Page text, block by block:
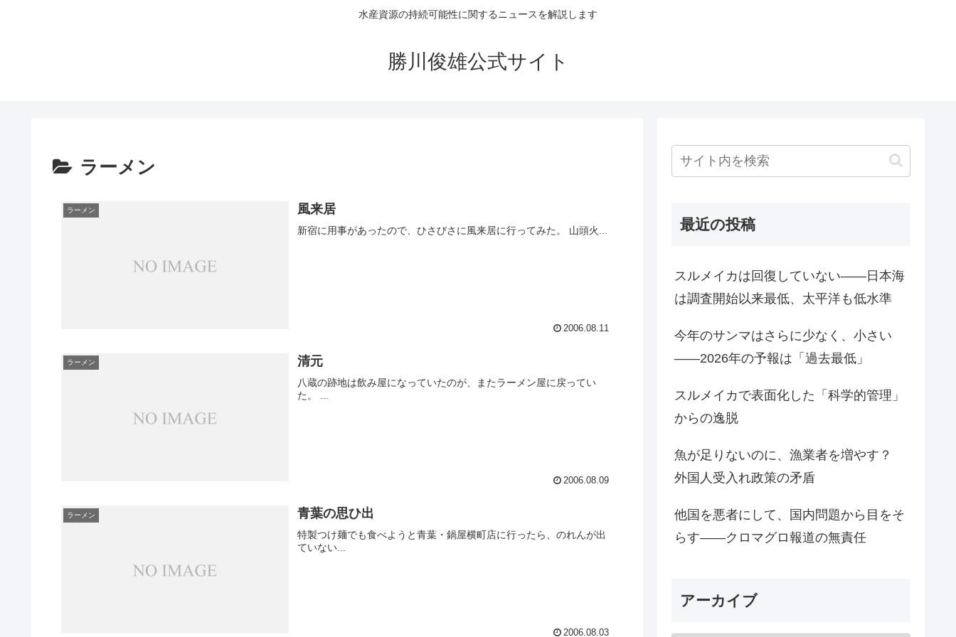
水産資源の持続可能性に関するニュースを解説します
勝川俊雄公式サイト
ラーメン
ラーメン 風来居
新宿に用事があったので、ひさびさに風来居に行ってみた。 山頭火...
2006.08.11
ラーメン 清元
八蔵の跡地は飲み屋になっていたのが、またラーメン屋に戻ってい
2006.08.09
ラーメン 青葉の思ひ出
特製つけ麺でも食べようと青葉・鍋屋横町店に行ったら、のれんが出
ていない...
2006.08.03
最近の投稿
スルメイカは回復していない――日本海
は調査開始以来最低、太平洋も低水準
今年のサンマはさらに少なく、小さい
――2026年の予報は「過去最低」
スルメイカで表面化した「科学的管理」
からの逸脱
魚が足りないのに、漁業者を増やす？
外国人受入れ政策の矛盾
他国を悪者にして、国内問題から目をそ
らす――クロマグロ報道の無責任
アーカイブ